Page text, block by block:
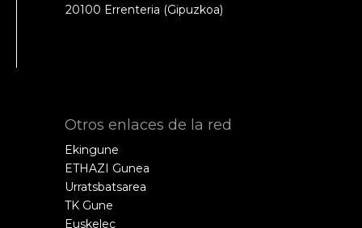
20100 Errenteria (Gipuzkoa)
Otros enlaces de la red
Ekingune
ETHAZI Gunea
Urratsbatsarea
TK Gune
Euskelec